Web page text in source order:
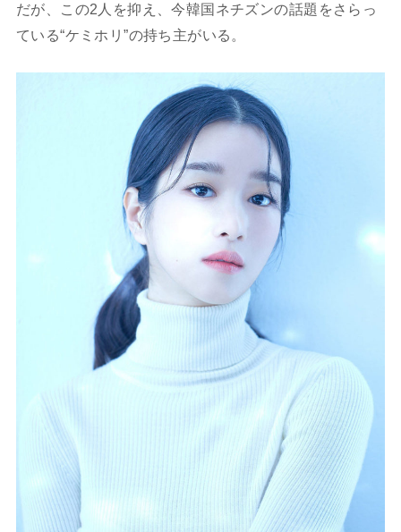
だが、この2人を抑え、今韓国ネチズンの話題をさらっ
ている“ケミホリ”の持ち主がいる。